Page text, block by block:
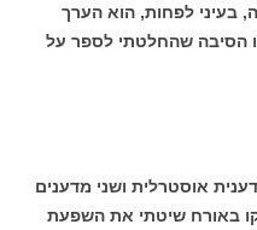
בעיני לפחות, הוא הערך
שלה – 35 בלבד. וזו הסיבה שהחלטתי לספר על
אוסטרלית ושני מדענים
באורח שיטתי את השפעת